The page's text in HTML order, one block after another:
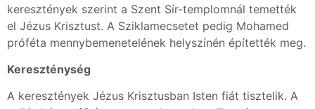
keresztények szerint a Szent Sír-templomnál temették
el Jézus Krisztust. A Sziklamecsetet pedig Mohamed
próféta mennybemenetelének helyszínén építették meg.
Kereszténység
A keresztények Jézus Krisztusban Isten fiát tisztelik. A